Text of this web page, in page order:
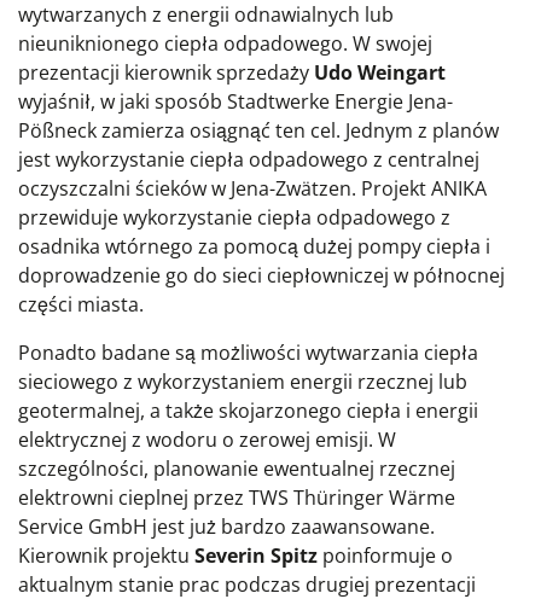
wytwarzanych z energii odnawialnych lub
nieuniknionego ciepła odpadowego. W swojej
prezentacji kierownik sprzedaży Udo Weingart
wyjaśnił, w jaki sposób Stadtwerke Energie Jena-
Pößneck zamierza osiągnąć ten cel. Jednym z planów
jest wykorzystanie ciepła odpadowego z centralnej
oczyszczalni ścieków w Jena-Zwätzen. Projekt ANIKA
przewiduje wykorzystanie ciepła odpadowego z
osadnika wtórnego za pomocą dużej pompy ciepła i
doprowadzenie go do sieci ciepłowniczej w północnej
części miasta.
Ponadto badane są możliwości wytwarzania ciepła
sieciowego z wykorzystaniem energii rzecznej lub
geotermalnej, a także skojarzonego ciepła i energii
elektrycznej z wodoru o zerowej emisji. W
szczególności, planowanie ewentualnej rzecznej
elektrowni cieplnej przez TWS Thüringer Wärme
Service GmbH jest już bardzo zaawansowane.
Kierownik projektu Severin Spitz poinformuje o
aktualnym stanie prac podczas drugiej prezentacji